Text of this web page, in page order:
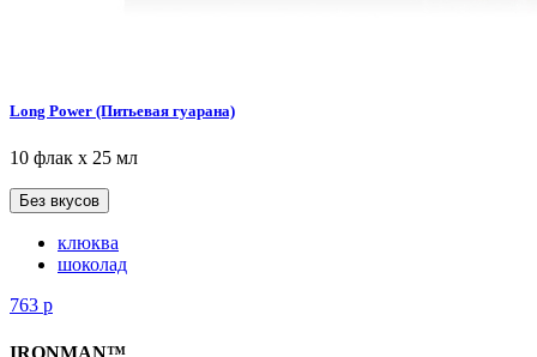
Long Power (Питьевая гуарана)
10 флак х 25 мл
Без вкусов
клюква
шоколад
763 р
IRONMAN™